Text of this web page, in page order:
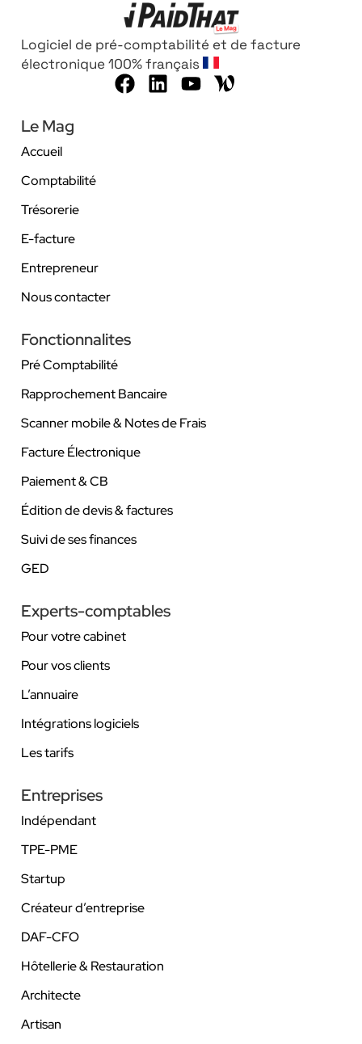
Logiciel de pré-comptabilité et de facture
électronique 100% français
Le Mag
Accueil
Comptabilité
Trésorerie
E-facture
Entrepreneur
Nous contacter
Fonctionnalites
Pré Comptabilité
Rapprochement Bancaire
Scanner mobile & Notes de Frais
Facture Électronique
Paiement & CB
Édition de devis & factures
Suivi de ses finances
GED
Experts-comptables
Pour votre cabinet
Pour vos clients
L’annuaire
Intégrations logiciels
Les tarifs
Entreprises
Indépendant
TPE-PME
Startup
Créateur d’entreprise
DAF-CFO
Hôtellerie & Restauration
Architecte
Artisan